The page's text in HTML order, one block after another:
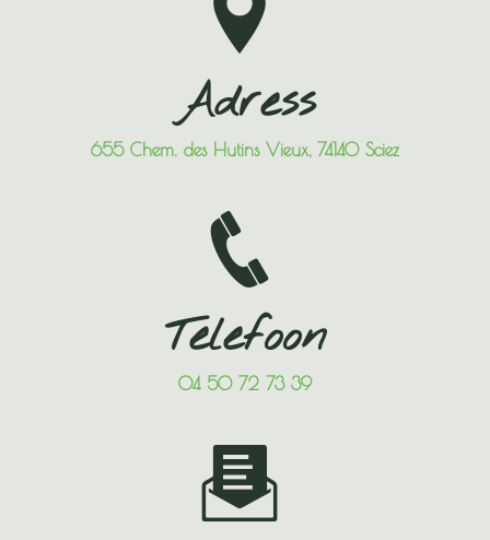
Adress
655 Chem. des Hutins Vieux, 74140 Sciez
Telefoon
04 50 72 73 39